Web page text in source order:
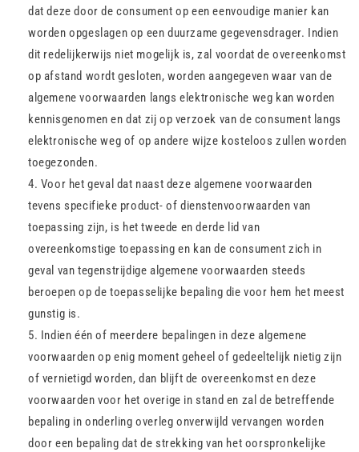
dat deze door de consument op een eenvoudige manier kan
worden opgeslagen op een duurzame gegevensdrager. Indien
dit redelijkerwijs niet mogelijk is, zal voordat de overeenkomst
op afstand wordt gesloten, worden aangegeven waar van de
algemene voorwaarden langs elektronische weg kan worden
kennisgenomen en dat zij op verzoek van de consument langs
elektronische weg of op andere wijze kosteloos zullen worden
toegezonden.
Voor het geval dat naast deze algemene voorwaarden
tevens specifieke product- of dienstenvoorwaarden van
toepassing zijn, is het tweede en derde lid van
overeenkomstige toepassing en kan de consument zich in
geval van tegenstrijdige algemene voorwaarden steeds
beroepen op de toepasselijke bepaling die voor hem het meest
gunstig is.
Indien één of meerdere bepalingen in deze algemene
voorwaarden op enig moment geheel of gedeeltelijk nietig zijn
of vernietigd worden, dan blijft de overeenkomst en deze
voorwaarden voor het overige in stand en zal de betreffende
bepaling in onderling overleg onverwijld vervangen worden
door een bepaling dat de strekking van het oorspronkelijke